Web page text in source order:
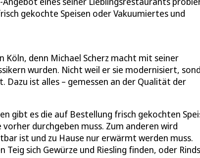
gekochte Speisen oder Vakuumiertes und
denn Michael Scherz macht mit seiner
wurden. Nicht weil er sie modernisiert,
ist alles – gemessen an der Qualität der
gibt es die auf Bestellung frisch gekochten
durchgeben muss. Zum anderen wird
ist und zu Hause nur erwärmt werden muss.
sich Gewürze und Riesling finden, oder